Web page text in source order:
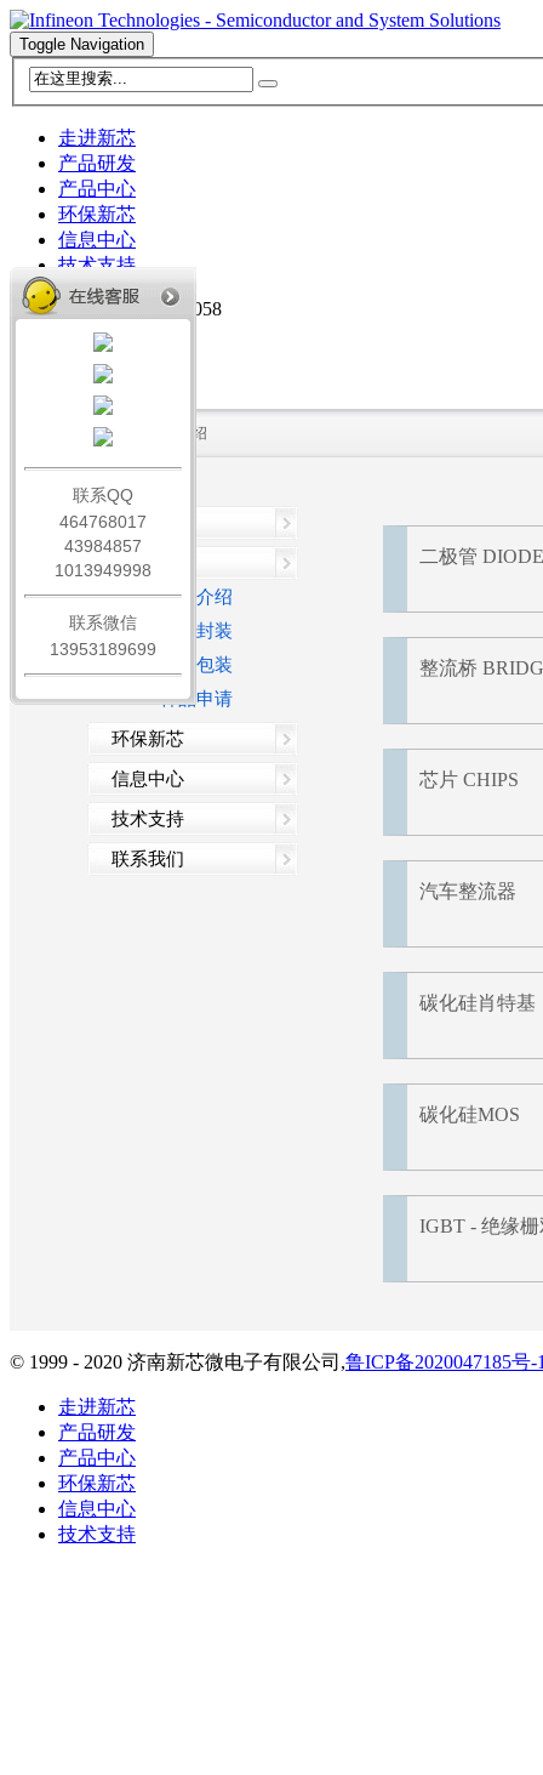
Toggle Navigation
走进新芯
产品研发
产品中心
环保新芯
信息中心
技术支持
TEL:0531-58203058
简体中文
English
产品中心 产品介绍
走进新芯
公司架构
资质荣誉
体系及产品认证
产品中心
产品介绍
产品封装
产品包装
样品申请
环保新芯
环保证书
环保法规
信息中心
企业动态
人才招聘
技术支持
联系我们
二极管 DIODE
整流桥
芯片 CHIPS
汽车整流器
碳化硅肖特基
碳化硅MOS
IGBT - 绝缘
© 1999 - 2020 济南新芯微电子有限公司,鲁ICP备2020047185号-
走进新芯
产品研发
产品中心
环保新芯
信息中心
技术支持
联系QQ
464768017
43984857
1013949998
联系微信
13953189699